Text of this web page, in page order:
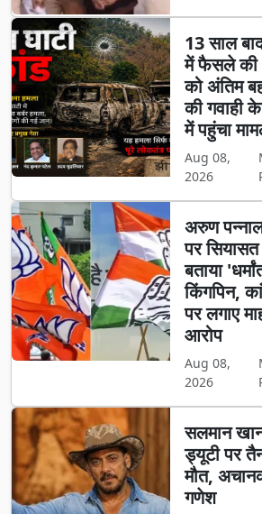
13 साल
में फैसले
को अंतिम
की गवाही के
में पहुंचा
Aug 08,
2026
अरुण
पर
बताया
किंगपिन,
पर लगाए
आरोप
Aug 08,
2026
सलमान
ड्यूटी पर
मौत,
गणेश